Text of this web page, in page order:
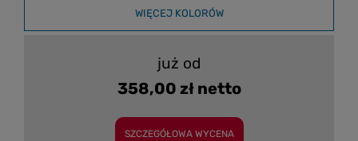
WIĘCEJ KOLORÓW
już od
358,00 zł netto
SZCZEGÓŁOWA WYCENA